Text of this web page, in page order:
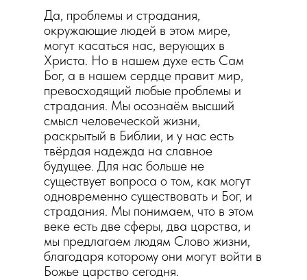
Да, проблемы и страдания,
окружающие людей в этом мире,
могут касаться нас, верующих в
Христа. Но в нашем духе есть Сам
Бог, а в нашем сердце правит мир,
превосходящий любые проблемы и
страдания. Мы осознаём высший
смысл человеческой жизни,
раскрытый в Библии, и у нас есть
твёрдая надежда на славное
будущее. Для нас больше не
существует вопроса о том, как могут
одновременно существовать и Бог, и
страдания. Мы понимаем, что в этом
веке есть две сферы, два царства, и
мы предлагаем людям Слово жизни,
благодаря которому они могут войти в
Божье царство сегодня.